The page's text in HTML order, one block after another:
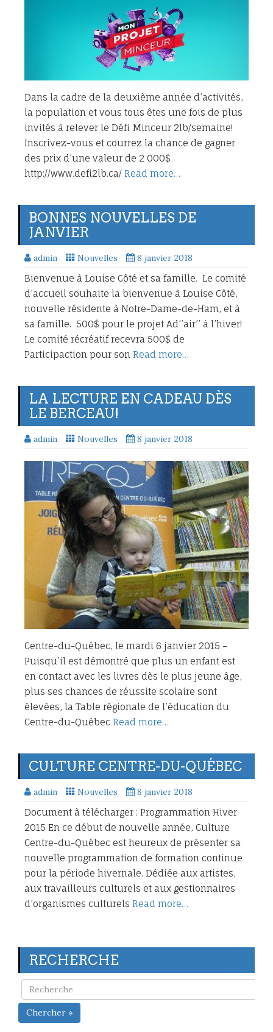
Dans la cadre de la deuxième année d’activités,
la population et vous tous êtes une fois de plus
invités à relever le Défi Minceur 2lb/semaine!
Inscrivez-vous et courrez la chance de gagner
des prix d’une valeur de 2 000$
http://www.defi2lb.ca/ Read more…
BONNES NOUVELLES DE
JANVIER
admin Nouvelles 8 janvier 2018
Bienvenue à Louise Côté et sa famille. Le comité
d’accueil souhaite la bienvenue à Louise Côté,
nouvelle résidente à Notre-Dame-de-Ham, et à
sa famille. 500$ pour le projet Ad’’air’’ à l’hiver!
Le comité récréatif recevra 500$ de
Participaction pour son Read more…
LA LECTURE EN CADEAU DÈS
LE BERCEAU!
admin Nouvelles 8 janvier 2018
Centre-du-Québec, le mardi 6 janvier 2015 –
Puisqu’il est démontré que plus un enfant est
en contact avec les livres dès le plus jeune âge,
plus ses chances de réussite scolaire sont
élevées, la Table régionale de l’éducation du
Centre-du-Québec Read more…
CULTURE CENTRE-DU-QUÉBEC
admin Nouvelles 8 janvier 2018
Document à télécharger : Programmation Hiver
2015 En ce début de nouvelle année, Culture
Centre-du-Québec est heureux de présenter sa
nouvelle programmation de formation continue
pour la période hivernale. Dédiée aux artistes,
aux travailleurs culturels et aux gestionnaires
d’organismes culturels Read more…
RECHERCHE
Chercher »